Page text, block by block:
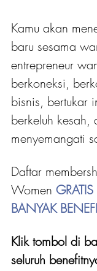
Kamu akan
baru sesama
entrepreneur
berkoneksi,
bisnis, bertukar
berkeluh kesah,
menyemangati
Daftar
Women GRATIS
BANYAK
Klik tombol di
seluruh